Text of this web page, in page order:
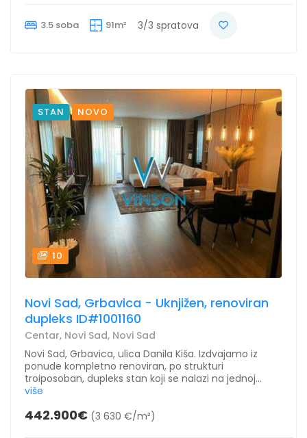
3.5 soba 91m² 3/3 spratova
STAN NOVO
10
Novi Sad, Grbavica - Uknjižen, renoviran
dupleks ID#1001160
Centar, Novi Sad, Novi Sad
Novi Sad, Grbavica, ulica Danila Kiša. Izdvajamo iz
ponude kompletno renoviran, po strukturi
troiposoban, dupleks stan koji se nalazi na jednoj...
više
442.900€ (3 630 €/m²)